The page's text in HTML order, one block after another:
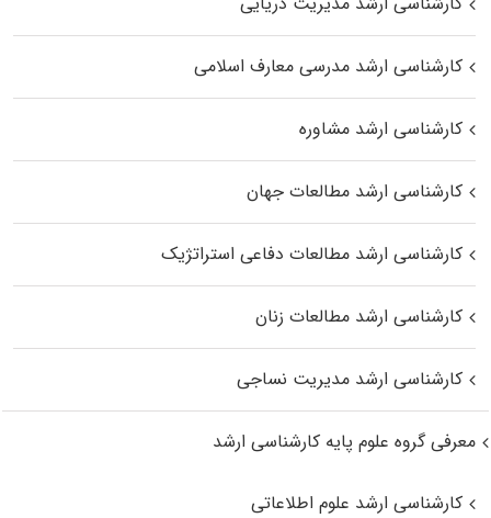
کارشناسی ارشد مدرسی معارف اسلامی
کارشناسی ارشد مشاوره
کارشناسی ارشد مطالعات جهان
کارشناسی ارشد مطالعات دفاعی استراتژیک
کارشناسی ارشد مطالعات زنان
کارشناسی ارشد مدیریت نساجی
معرفی گروه علوم پایه کارشناسی ارشد
کارشناسی ارشد علوم اطلاعاتی